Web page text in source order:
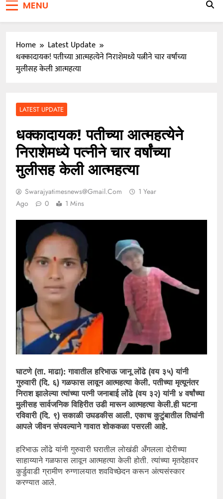
जाळ्यात
वारकरी संप्रदायातील ज्येष्ठ भाविक लक्ष्मण भाऊसाहेब भुजबळ
MENU
Home
Latest Update
धक्कादायक! पतीच्या आत्महत्येने निराशेमध्ये पत्नीने चार वर्षांच्या
मुलीसह केली आत्महत्या
LATEST UPDATE
धक्कादायक! पतीच्या आत्महत्येने
निराशेमध्ये पत्नीने चार वर्षांच्या
मुलीसह केली आत्महत्या
Swarajyatimesnews@gmail.com
1 Year
Ago
0 1 Mins
घाटणे (ता. माढा): गावातील हरिभाऊ जानू लोंढे (वय ३५) यांनी
गुरुवारी (दि. ६) गळफास लावून आत्महत्या केली. पतीच्या मृत्यूनंतर
निराश झालेल्या त्यांच्या पत्नी जनाबाई लोंढे (वय ३२) यांनी ४ वर्षांच्या
मुलीसह सार्वजनिक विहिरीत उडी मारून आत्महत्या केली.ही घटना
रविवारी (दि. ९) सकाळी उघडकीस आली. एकाच कुटुंबातील तिघांनी
आपले जीवन संपवल्याने गावात शोककळा पसरली आहे.
हरिभाऊ लोंढे यांनी गुरुवारी घरातील लोखंडी अँगलला दोरीच्या
साहाय्याने गळफास लावून आत्महत्या केली होती. त्यांच्या मृतदेहावर
कुर्डुवाडी ग्रामीण रुग्णालयात शवविच्छेदन करून अंत्यसंस्कार
करण्यात आले.